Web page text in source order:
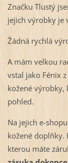
Značku Tlustý
jejich výrobky je
Žádná rychlá
A mám velkou
vstal jako Fénix
kožené
pohled.
Na jejich e-
kožené doplňky.
kterou máte